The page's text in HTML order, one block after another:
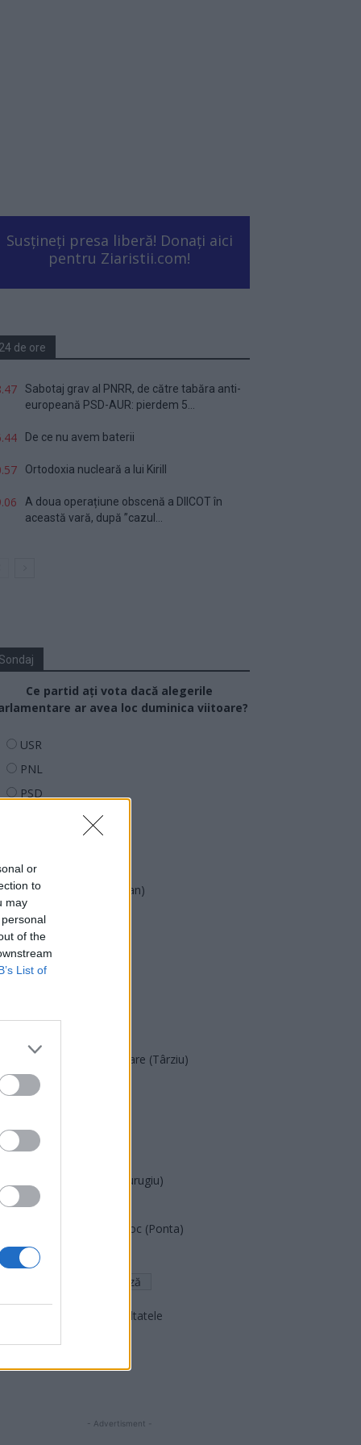
or
to
may
of the
List of
Susțineți presa liberă! Donați aici
pentru Ziaristii.com!
24 de ore
Sabotaj grav al PNRR, de către tabăra anti-
europeană PSD-AUR: pierdem 5...
De ce nu avem baterii
Ortodoxia nucleară a lui Kirill
A doua operațiune obscenă a DIICOT în
această vară, după ”cazul...
Ce partid ați vota dacă alegerile
ar avea loc duminica viitoare?
USR
PNL
PSD
PMP (Tomac)
Forța Dreptei (L. Orban)
PNȚMM
REPER
SENS
Acțiunea Conservatoare (Târziu)
PDF (Lazarus)
PNȚCD (Pavelescu)
PNCR (Terheș)
Partidul Patrioților (Surugiu)
FAR (Coarnă)
România pe Primul Loc (Ponta)
Altul
Arată rezultatele
- Advertisment -